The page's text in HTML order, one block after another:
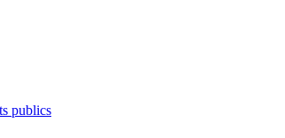
publics